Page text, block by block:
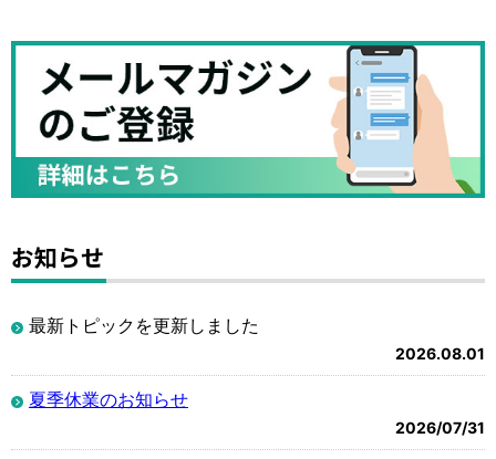
お知らせ
最新トピックを更新しました
2026.08.01
夏季休業のお知らせ
2026/07/31